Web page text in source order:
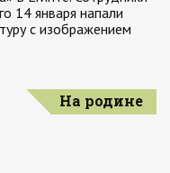
14 января напали
с изображением
На родине